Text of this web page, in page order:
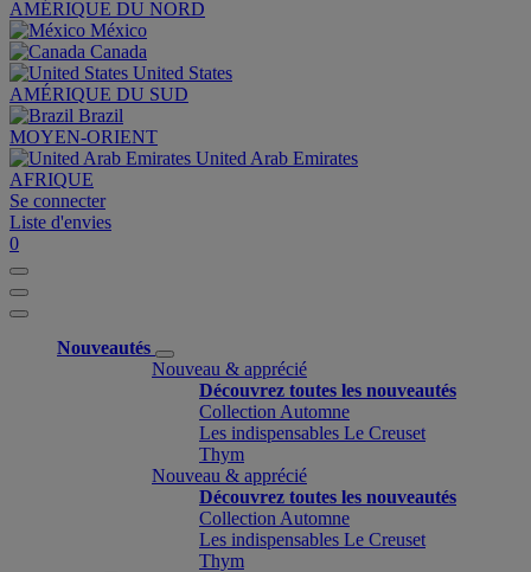
AMÉRIQUE DU NORD
México
Canada
United States
AMÉRIQUE DU SUD
Brazil
MOYEN-ORIENT
United Arab Emirates
AFRIQUE
Se connecter
Liste d'envies
0
Nouveautés
Nouveau & apprécié
Découvrez toutes les nouveautés
Collection Automne
Les indispensables Le Creuset
Thym
Nouveau & apprécié
Découvrez toutes les nouveautés
Collection Automne
Les indispensables Le Creuset
Thym